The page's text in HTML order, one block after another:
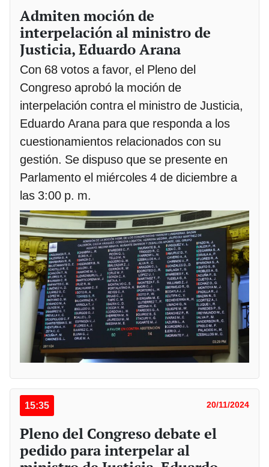
Admiten moción de
interpelación al ministro de
Justicia, Eduardo Arana
Con 68 votos a favor, el Pleno del
Congreso aprobó la moción de
interpelación contra el ministro de Justicia,
Eduardo Arana para que responda a los
cuestionamientos relacionados con su
gestión. Se dispuso que se presente en
Parlamento el miércoles 4 de diciembre a
las 3:00 p. m.
15:35 20/11/2024
Pleno del Congreso debate el
pedido para interpelar al